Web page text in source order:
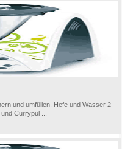
und umfüllen. Hefe und Wasser 2
Currypul ...